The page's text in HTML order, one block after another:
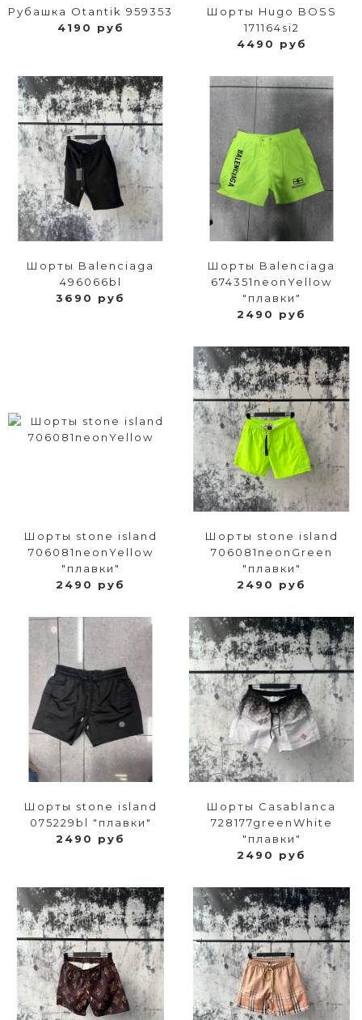
Рубашка Otantik 959353
4190 руб
Шорты Hugo BOSS
171164si2
4490 руб
Шорты Balenciaga
496066bl
3690 руб
Шорты Balenciaga
674351neonYellow
"плавки"
2490 руб
Шорты stone island
706081neonYellow
"плавки"
2490 руб
Шорты stone island
706081neonGreen
"плавки"
2490 руб
Шорты stone island
075229bl "плавки"
2490 руб
Шорты Casablanca
728177greenWhite
"плавки"
2490 руб